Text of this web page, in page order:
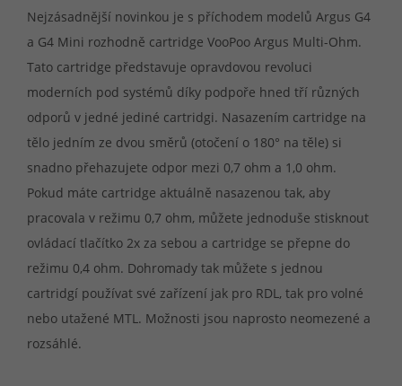
Nejzásadnější novinkou je s příchodem modelů Argus G4
a G4 Mini rozhodně cartridge VooPoo Argus Multi-Ohm.
Tato cartridge představuje opravdovou revoluci
moderních pod systémů díky podpoře hned tří různých
odporů v jedné jediné cartridgi. Nasazením cartridge na
tělo jedním ze dvou směrů (otočení o 180° na těle) si
snadno přehazujete odpor mezi 0,7 ohm a 1,0 ohm.
Pokud máte cartridge aktuálně nasazenou tak, aby
pracovala v režimu 0,7 ohm, můžete jednoduše stisknout
ovládací tlačítko 2x za sebou a cartridge se přepne do
režimu 0,4 ohm. Dohromady tak můžete s jednou
cartridgí používat své zařízení jak pro RDL, tak pro volné
nebo utažené MTL. Možnosti jsou naprosto neomezené a
rozsáhlé.